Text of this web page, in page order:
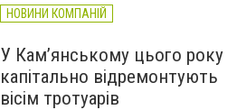
НОВИНИ КОМПАНІЙ
У Кам’янському цього року
капітально відремонтують
вісім тротуарів